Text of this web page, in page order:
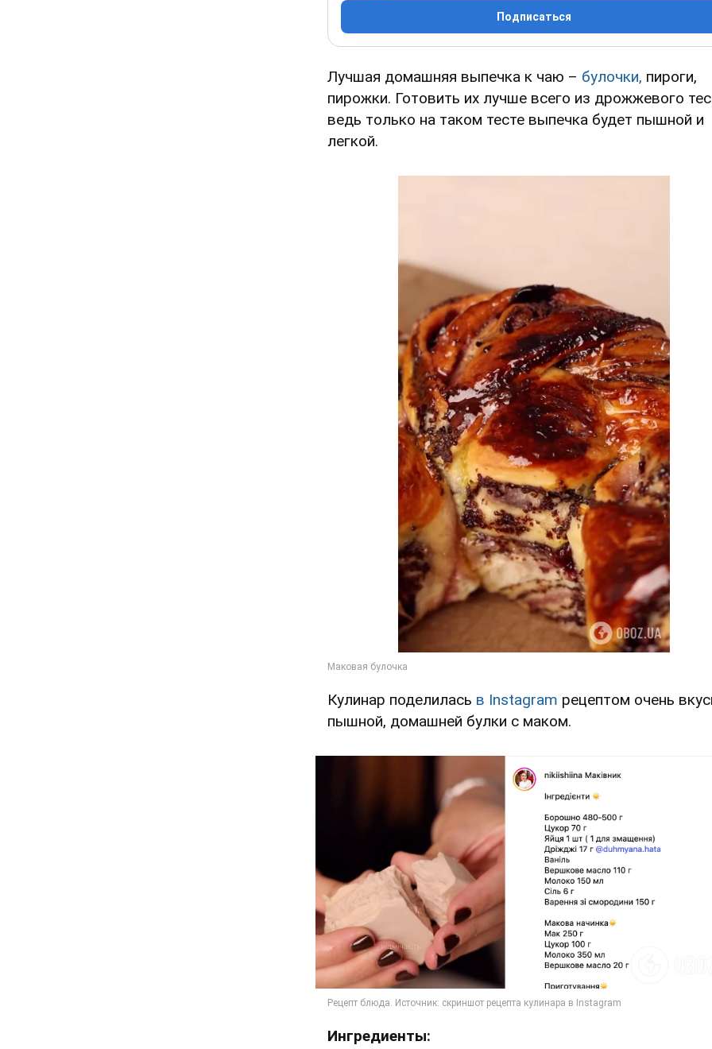
Подписаться
Лучшая домашняя выпечка к чаю – булочки, пироги,
пирожки. Готовить их лучше всего из дрожжевого
ведь только на таком тесте выпечка будет пышной и
легкой.
Кулинар поделилась в Instagram рецептом очень
пышной, домашней булки с маком.
Ингредиенты: